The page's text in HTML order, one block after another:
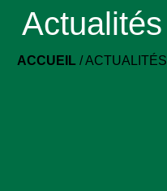
Actualités
ACCUEIL/ACTUALITÉS